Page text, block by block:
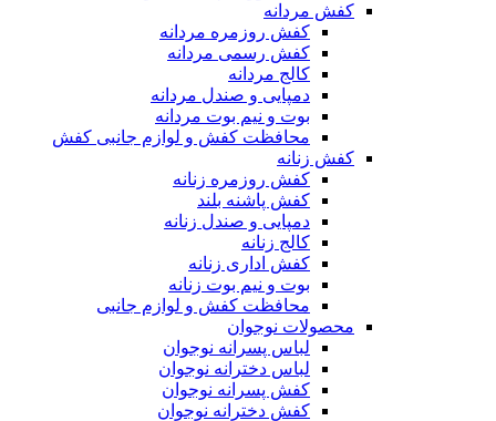
کفش مردانه
کفش روزمره مردانه
کفش رسمی مردانه
کالج مردانه
دمپایی و صندل مردانه
بوت و نیم بوت مردانه
محافظت کفش و لوازم جانبی کفش
کفش زنانه
کفش روزمره زنانه
کفش پاشنه بلند
دمپایی و صندل زنانه
کالج زنانه
کفش اداری زنانه
بوت و نیم بوت زنانه
محافظت کفش و لوازم جانبی
محصولات نوجوان
لباس پسرانه نوجوان
لباس دخترانه نوجوان
کفش پسرانه نوجوان
کفش دخترانه نوجوان